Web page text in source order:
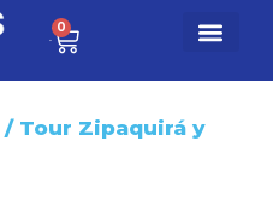
0
/ Tour Zipaquirá y